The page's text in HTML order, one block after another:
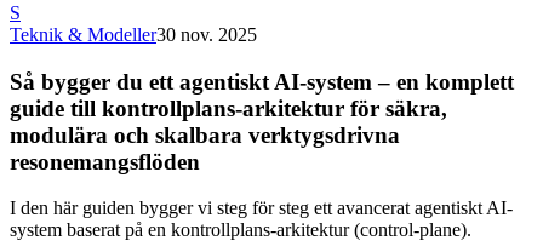
S
Teknik & Modeller30 nov. 2025
Så bygger du ett agentiskt AI-system – en komplett
guide till kontrollplans-arkitektur för säkra,
modulära och skalbara verktygsdrivna
resonemangsflöden
I den här guiden bygger vi steg för steg ett avancerat agentiskt AI-
system baserat på en kontrollplans-arkitektur (control-plane).